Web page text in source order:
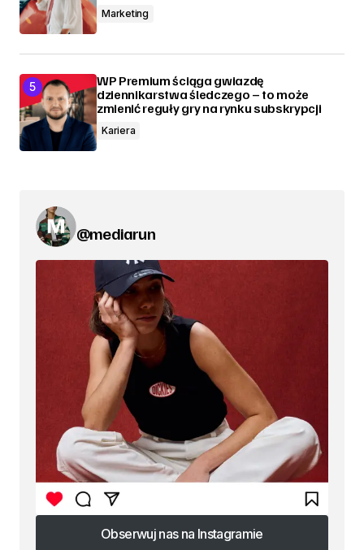
Marketing
WP Premium ściąga gwiazdę
dziennikarstwa śledczego – to może
zmienić reguły gry na rynku subskrypcji
Kariera
@mediarun
Obserwuj nas na Instagramie